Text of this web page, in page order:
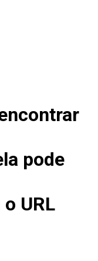
pode
URL